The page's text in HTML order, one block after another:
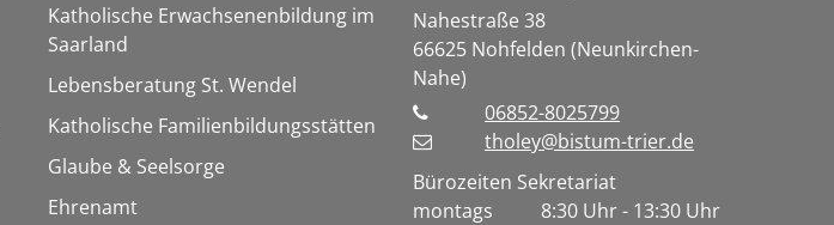
Katholische Erwachsenenbildung im
Saarland
Lebensberatung St. Wendel
Katholische Familienbildungsstätten
Glaube & Seelsorge
Ehrenamt
Nahestraße 38
66625 Nohfelden (Neunkirchen-
Nahe)
06852-8025799
tholey@bistum-trier.de
Bürozeiten Sekretariat
montags 8:30 Uhr - 13:30 Uhr